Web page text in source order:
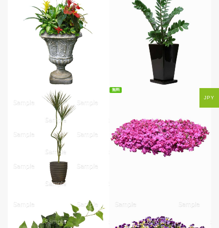
無料ダウンロード 無料ダウンロード
無料
JPY